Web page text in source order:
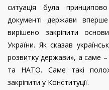
ситуація була
документі держави
вирішено закріпити
України. Як сказав
розвитку держави», а саме
та НАТО. Саме такі
закріпити у Конституції.